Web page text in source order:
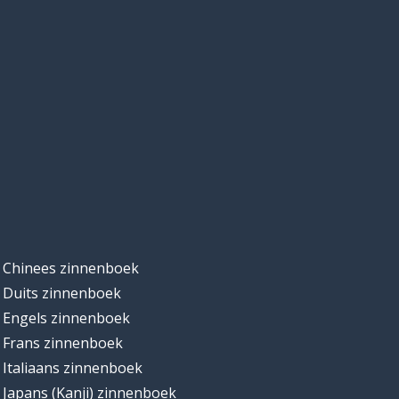
Chinees zinnenboek
Duits zinnenboek
Engels zinnenboek
Frans zinnenboek
Italiaans zinnenboek
Japans (Kanji) zinnenboek